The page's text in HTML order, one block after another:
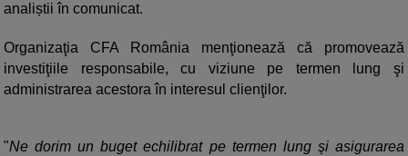
analiștii în comunicat.
Organizaţia CFA România menţionează că promovează
investiţiile responsabile, cu viziune pe termen lung şi
administrarea acestora în interesul clienţilor.
"Ne dorim un buget echilibrat pe termen lung şi asigurarea